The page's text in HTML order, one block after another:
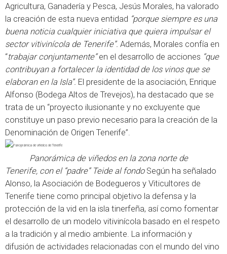
Agricultura, Ganadería y Pesca, Jesús Morales, ha valorado
la creación de esta nueva entidad “porque siempre es una
buena noticia cualquier iniciativa que quiera impulsar el
sector vitivinícola de Tenerife”. Además, Morales confía en
“trabajar conjuntamente”en el desarrollo de acciones “que
contribuyan a fortalecer la identidad de los vinos que se
elaboran en la Isla”. El presidente de la asociación, Enrique
Alfonso (Bodega Altos de Trevejos), ha destacado que se
trata de un “proyecto ilusionante y no excluyente que
constituye un paso previo necesario para la creación de la
Denominación de Origen Tenerife”.
Panorámica de viñedos en la zona norte de
Tenerife, con el “padre” Teide al fondoSegún ha señalado
Alonso, la Asociación de Bodegueros y Viticultores de
Tenerife tiene como principal objetivo la defensa y la
protección de la vid en la isla tinerfeña, así como fomentar
el desarrollo de un modelo vitivinícola basado en el respeto
a la tradición y al medio ambiente. La información y
difusión de actividades relacionadas con el mundo del vino